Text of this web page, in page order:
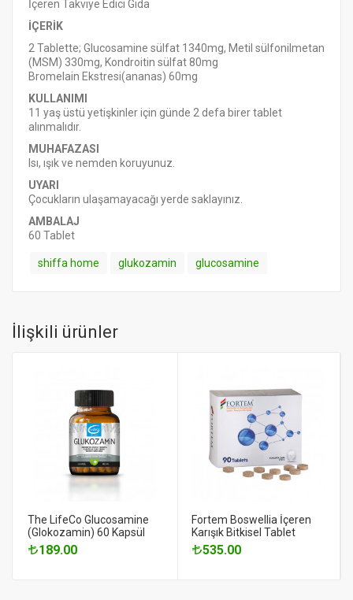
İçeren Takviye Edici Gıda
İÇERİK
2 Tablette; Glucosamine sülfat 1340mg, Metil sülfonilmetan
(MSM) 330mg, Kondroitin sülfat 80mg
Bromelain Ekstresi(ananas) 60mg
KULLANIMI
11 yaş üstü yetişkinler için günde 2 defa birer tablet
alınmalıdır.
MUHAFAZASI
Isı, ışık ve nemden koruyunuz.
UYARI
Çocukların ulaşamayacağı yerde saklayınız.
AMBALAJ
60 Tablet
shiffa home glukozamin glucosamine
İlişkili ürünler
The LifeCo Glucosamine
(Glokozamin) 60 Kapsül
189.00
Fortem Boswellia İçeren
Karışık Bitkisel Tablet
535.00